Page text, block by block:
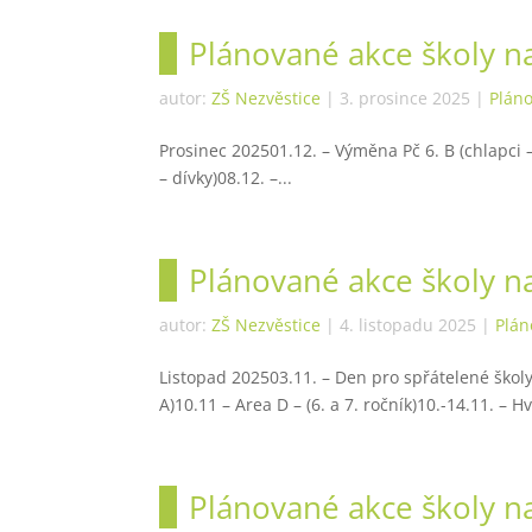
Plánované akce školy
autor:ZŠ Nezvěstice | 3. prosince 2025 |
Prosinec 202501.12. – Výměna Pč 6. B (chlapci
– dívky)08.12. –...
Plánované akce školy
autor:ZŠ Nezvěstice |4. listopadu 2025 |
Listopad 202503.11. – Den pro spřátelené
A)10.11 – Area D – (6. a 7. ročník)10.-14.11. –
Plánované akce školy